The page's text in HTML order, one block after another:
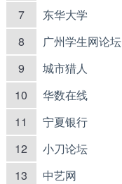
7 东华大学
8 广州学生网论坛
9 城市猎人
10 华数在线
11 宁夏银行
12 小刀论坛
13 中艺网